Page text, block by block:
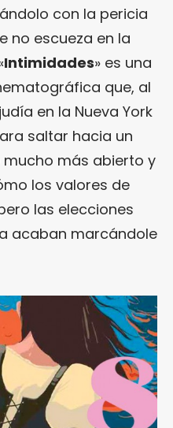
con la pericia
no escueza en la
Intimidades» es una
que, al
en la Nueva York
saltar hacia un
más abierto y
los valores de
las elecciones
acaban marcándole